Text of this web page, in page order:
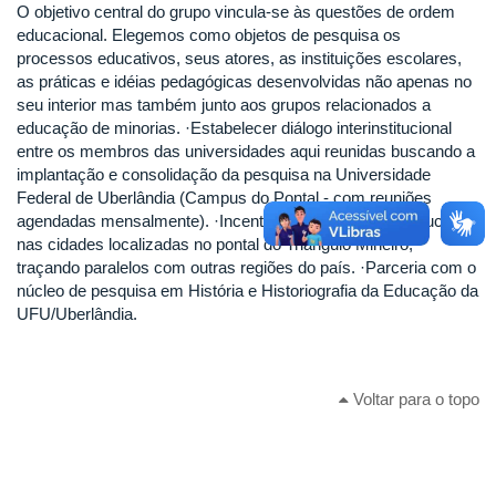
O objetivo central do grupo vincula-se às questões de ordem
educacional. Elegemos como objetos de pesquisa os
processos educativos, seus atores, as instituições escolares,
as práticas e idéias pedagógicas desenvolvidas não apenas no
seu interior mas também junto aos grupos relacionados a
educação de minorias. ·Estabelecer diálogo interinstitucional
entre os membros das universidades aqui reunidas buscando a
implantação e consolidação da pesquisa na Universidade
Federal de Uberlândia (Campus do Pontal - com reuniões
agendadas mensalmente). ·Incentivar a pesquisa em Educação
nas cidades localizadas no pontal do Triângulo Mineiro,
traçando paralelos com outras regiões do país. ·Parceria com o
núcleo de pesquisa em História e Historiografia da Educação da
UFU/Uberlândia.
Voltar para o topo